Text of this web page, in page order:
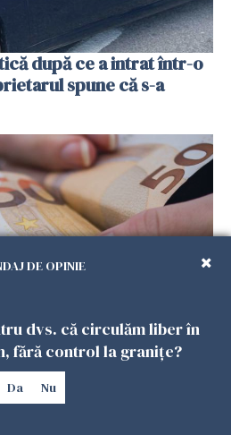
după ce a intrat într-o
spune că s-a
în vizorul Fiscului din
de euro din venituri,
DE OPINIE
dvs. că circulăm liber în
fără control la granițe?
Da Nu